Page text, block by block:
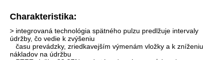
Charakteristika:
> integrovaná technológia spätného pulzu predlžuje intervaly
údržby, čo vedie k zvýšeniu
času prevádzky, zriedkavejším výmenám vložky a k zníženiu
nákladov na údržbu